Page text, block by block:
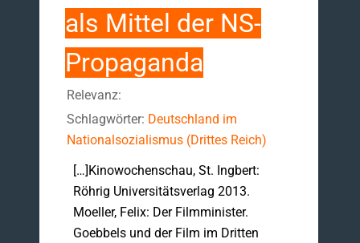
als Mittel der NS-
Propaganda
Relevanz:
Schlagwörter: Deutschland im
Nationalsozialismus (Drittes Reich)
[…]Kinowochenschau, St. Ingbert:
Röhrig Universitätsverlag 2013.
Moeller, Felix: Der Filmminister.
Goebbels und der Film im Dritten